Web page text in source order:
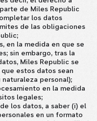
de Miles Republic
los datos
de las obligaciones
en la medida en que se
sin embargo, tras la
Miles Republic se
estos datos sean
personal);
en la medida
legales;
los datos, a saber (i) el
en un formato